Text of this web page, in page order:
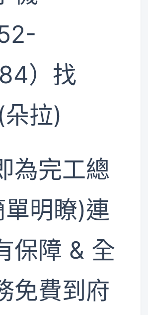
）找
拉)
為完工總
明瞭)連
保障 & 全
免費到府